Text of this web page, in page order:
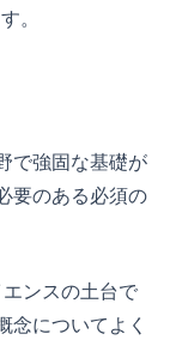
。
で強固な基礎が
要のある必須の
ンスの土台で
念についてよく